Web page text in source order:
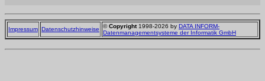
Impressum Datenschutzhinweise ©Copyright1998-2026 by DATA INFORM-
Datenmanagementsysteme der Informatik GmbH